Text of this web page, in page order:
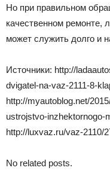
Но при правильном
качественном ремонте,
может служить долго и
Источники: http://
dvigatel-na-vaz-2111-8-
http://myautoblog.net/
ustrojstvo-inzhektornogo-
http://luxvaz.ru/vaz-2110/
No related posts.